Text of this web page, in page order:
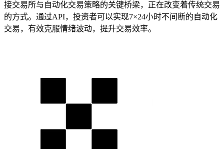
接交易所与自动化交易策略的关键桥梁，正在改变着传统交易
的方式。通过API，投资者可以实现7×24小时不间断的自动化
交易，有效克服情绪波动，提升交易效率。